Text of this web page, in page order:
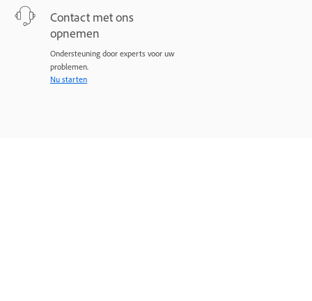
Contact met ons
opnemen
Ondersteuning door experts voor uw
problemen.
Nu starten